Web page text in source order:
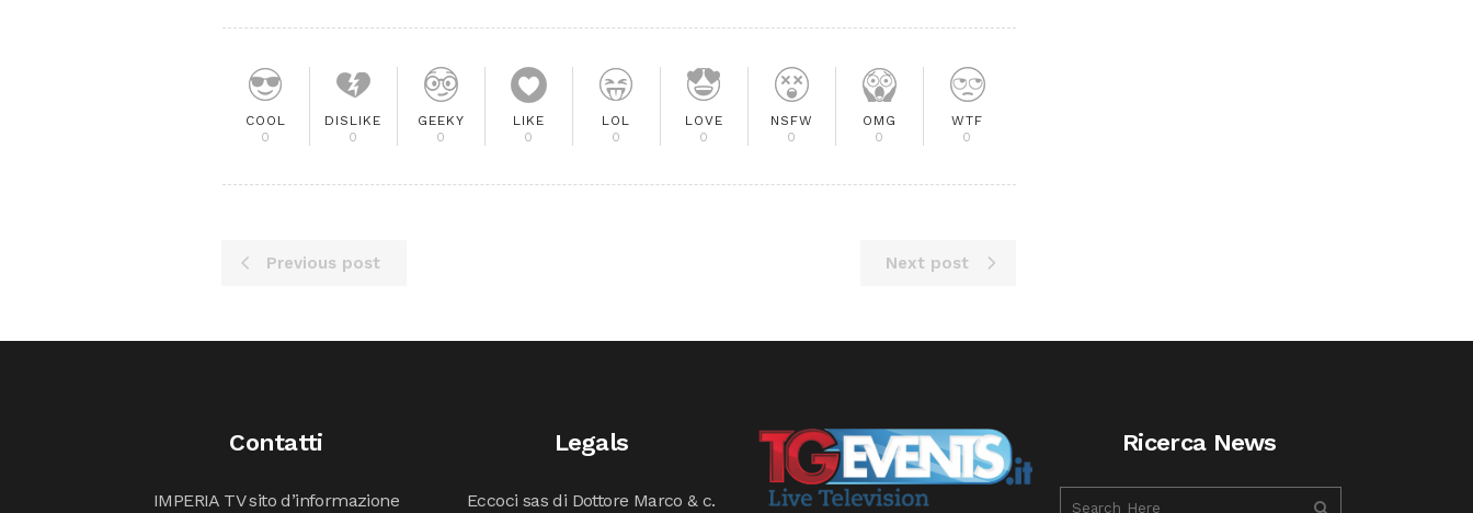
COOL
0
DISLIKE
0
GEEKY
0
LIKE
0
LOL
0
LOVE
0
NSFW
0
OMG
0
WTF
0
Previous post Next post
Contatti
IMPERIA TV sito d’informazione
Legals
Eccoci sas di Dottore Marco & c.
Ricerca News